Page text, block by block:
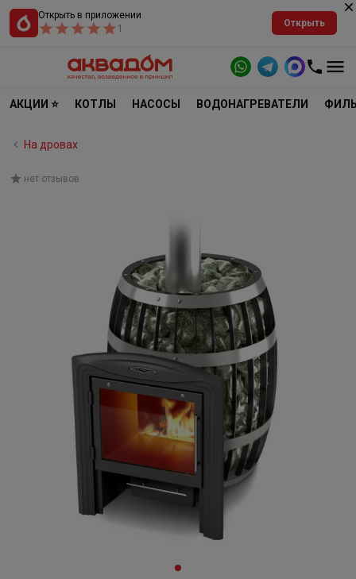
Открыть в приложении
1
Открыть
АКЦИИ ⭐ КОТЛЫ НАСОСЫ ВОДОНАГРЕВАТЕЛИ
На дровах
нет отзывов